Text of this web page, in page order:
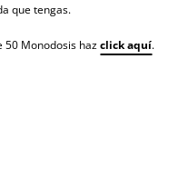
que tengas.
50 Monodosis hazclick aquí.